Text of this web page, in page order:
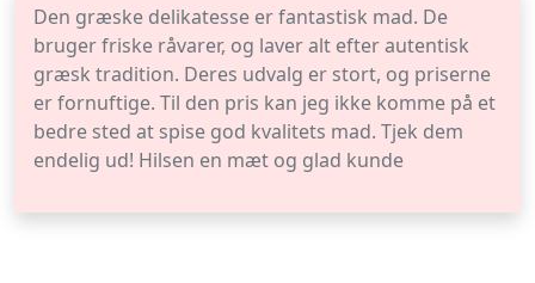
Den græske delikatesse er fantastisk mad. De
bruger friske råvarer, og laver alt efter autentisk
græsk tradition. Deres udvalg er stort, og priserne
er fornuftige. Til den pris kan jeg ikke komme på et
bedre sted at spise god kvalitets mad. Tjek dem
endelig ud! Hilsen en mæt og glad kunde